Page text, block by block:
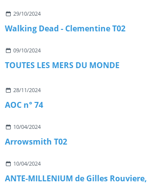
29/10/2024
Walking Dead - Clementine T02
09/10/2024
TOUTES LES MERS DU MONDE
28/11/2024
AOC n° 74
10/04/2024
Arrowsmith T02
10/04/2024
ANTE-MILLENIUM de Gilles Rouviere,